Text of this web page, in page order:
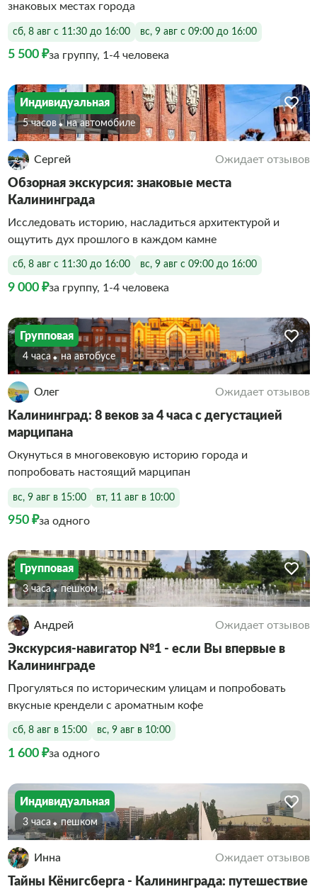
знаковых местах города
сб, 8 авг с 11:30 до 16:00 вс, 9 авг с 09:00 до 16:00
5 500 ₽за группу, 1-4 человека
Индивидуальная
5 часов На автомобиле
Сергей Ожидает отзывов
Обзорная экскурсия: знаковые места
Калининграда
Исследовать историю, насладиться архитектурой и
ощутить дух прошлого в каждом камне
сб, 8 авг с 11:30 до 16:00 вс, 9 авг с 09:00 до 16:00
9 000 ₽за группу, 1-4 человека
Групповая
4 часа На автобусе
Олег Ожидает отзывов
Калининград: 8 веков за 4 часа с дегустацией
марципана
Окунуться в многовековую историю города и
попробовать настоящий марципан
вс, 9 авг в 15:00 вт, 11 авг в 10:00
950 ₽за одного
Групповая
3 часа Пешком
Андрей Ожидает отзывов
Экскурсия-навигатор №1 - если Вы впервые в
Калининграде
Прогуляться по историческим улицам и попробовать
вкусные крендели с ароматным кофе
сб, 8 авг в 15:00 вс, 9 авг в 10:00
1 600 ₽за одного
Индивидуальная
3 часа Пешком
Инна Ожидает отзывов
Тайны Кёнигсберга - Калининграда: путешествие